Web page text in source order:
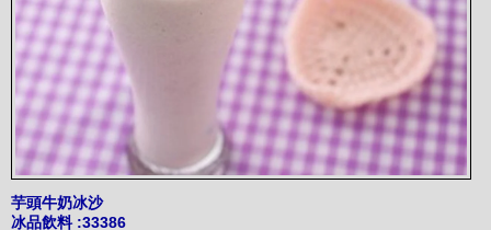
芋頭牛奶冰沙
冰品飲料 :33386